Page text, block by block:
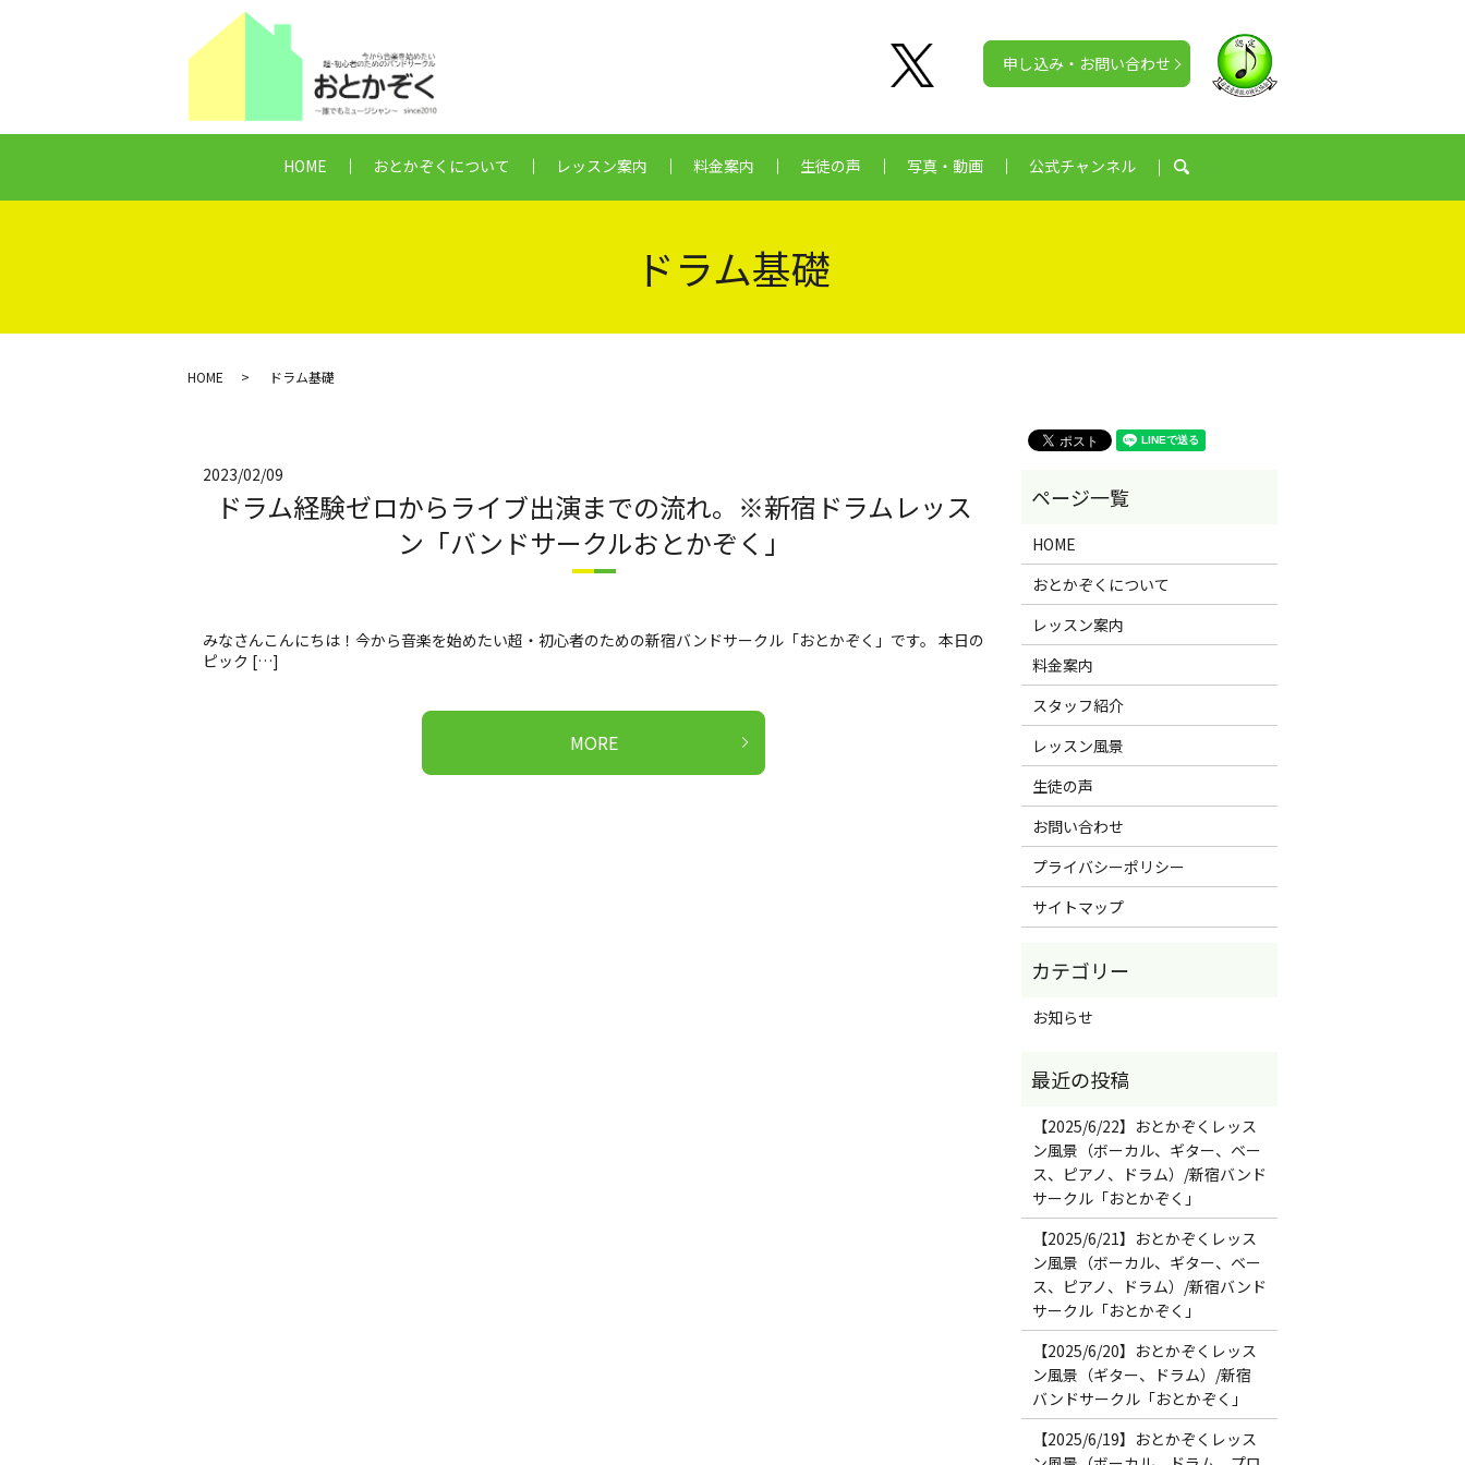
HOME おとかぞくについて レッスン案内 料金案内 生徒の声 写真・動画 公式チャンネル search
申し込み・お問い合わせ
ドラム基礎
HOME ドラム基礎
2023/02/09
ドラム経験ゼロからライブ出演までの流れ。※新宿ドラムレッス
ン「バンドサークルおとかぞく」
みなさんこんにちは！今から音楽を始めたい超・初心者のための新宿バンドサークル「おとかぞく」です。 本日の
ピック […]
MORE
HOME
おとかぞくについて
レッスン案内
料金案内
スタッフ紹介
レッスン風景
生徒の声
お問い合わせ
プライバシーポリシー
サイトマップ
お知らせ
【2025/6/22】おとかぞくレッス
ン風景（ボーカル、ギター、ベー
ス、ピアノ、ドラム）/新宿バンド
サークル「おとかぞく」
【2025/6/21】おとかぞくレッス
ン風景（ボーカル、ギター、ベー
ス、ピアノ、ドラム）/新宿バンド
サークル「おとかぞく」
【2025/6/20】おとかぞくレッス
ン風景（ギター、ドラム）/新宿
バンドサークル「おとかぞく」
【2025/6/19】おとかぞくレッス